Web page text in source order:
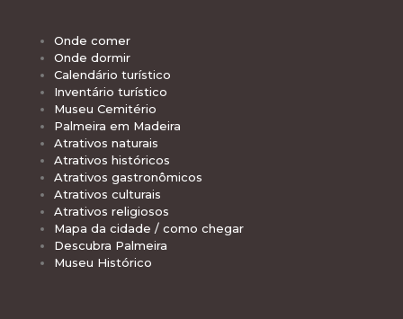
Onde comer
Onde dormir
Calendário turístico
Inventário turístico
Museu Cemitério
Palmeira em Madeira
Atrativos naturais
Atrativos históricos
Atrativos gastronômicos
Atrativos culturais
Atrativos religiosos
Mapa da cidade / como chegar
Descubra Palmeira
Museu Histórico